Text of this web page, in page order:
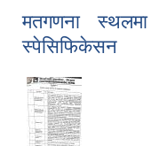
मतगणना
स्पेसिफिकेसन